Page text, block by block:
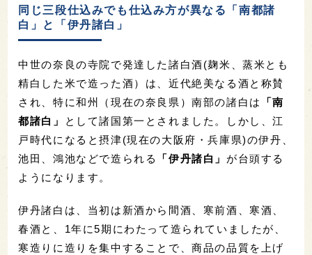
同じ三段仕込みでも仕込み方が異なる「南都諸
白」と「伊丹諸白」
中世の奈良の寺院で発達した諸白酒(麹米、蒸米とも
精白した米で造った酒）は、近代絶美なる酒と称賛
され、特に和州（現在の奈良県）南部の諸白は
「南
都諸白」
として諸国第一とされました。しかし、江
戸時代になると摂津(現在の大阪府・兵庫県)の伊丹、
池田、鴻池などで造られる
「伊丹諸白」 が台頭する
ようになります。
伊丹諸白は、当初は新酒から間酒、寒前酒、寒酒、
春酒と、1年に5期にわたって造られていましたが、
寒造りに造りを集中することで、商品の品質を上げ